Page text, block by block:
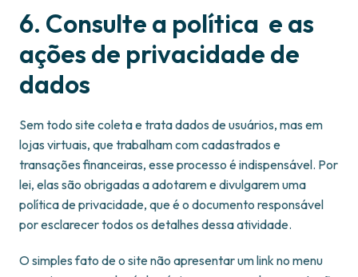
6. Consulte a política e as
ações de privacidade de
dados
Sem todo site coleta e trata dados de usuários, mas em
lojas virtuais, que trabalham com cadastrados e
transações financeiras, esse processo é indispensável. Por
lei, elas são obrigadas a adotarem e divulgarem uma
política de privacidade, que é o documento responsável
por esclarecer todos os detalhes dessa atividade.
O simples fato de o site não apresentar um link no menu